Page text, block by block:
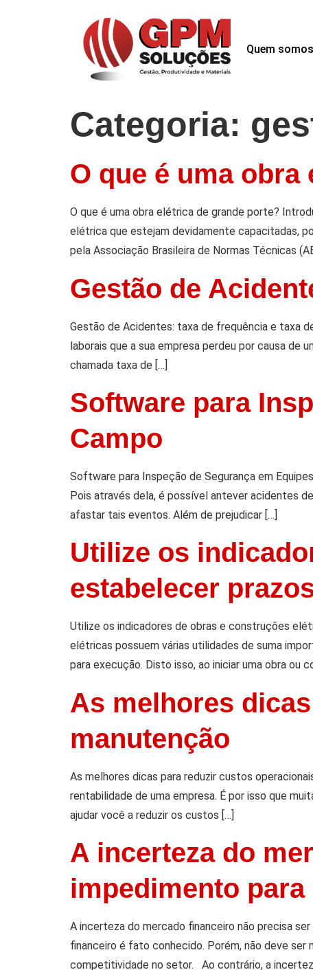
Quem somos
Categoria:
O que é uma
O que é uma obra elétrica de grande porte?
elétrica que estejam devidamente capacitadas,
pela Associação Brasileira de Normas Técnicas
Gestão de
Gestão de Acidentes: taxa de frequência e taxa
laborais que a sua empresa perdeu por causa de
chamada taxa de […]
Software para
Campo
Software para Inspeção de Segurança em
Pois através dela, é possível antever acidentes
afastar tais eventos. Além de prejudicar […]
Utilize os
estabelecer
Utilize os indicadores de obras e construções
elétricas possuem várias utilidades de suma
para execução. Disto isso, ao iniciar uma obra ou
As melhores
manutenção
As melhores dicas para reduzir custos
rentabilidade de uma empresa. É por isso que
ajudar você a reduzir os custos […]
A incerteza do
impedimento
A incerteza do mercado financeiro não precisa
financeiro é fato conhecido. Porém, não deve
competitividade no setor. Ao contrário, a